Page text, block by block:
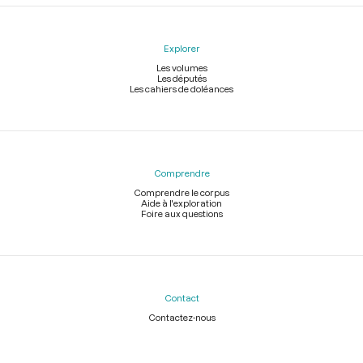
Explorer
Les volumes
Les députés
Les cahiers de doléances
Comprendre
Comprendre le corpus
Aide à l'exploration
Foire aux questions
Contact
Contactez-nous